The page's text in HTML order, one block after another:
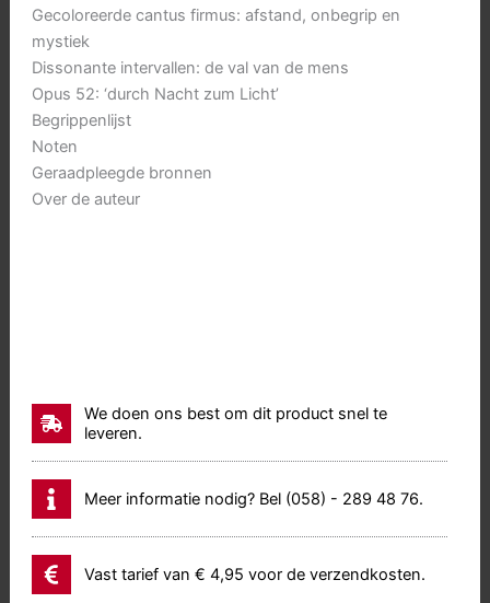
We doen ons best om dit product snel te
leveren.
Meer informatie nodig? Bel (058) - 289 48 76.
Vast tarief van € 4,95 voor de verzendkosten.
Gecoloreerde cantus firmus: afstand, onbegrip en
mystiek
Dissonante intervallen: de val van de mens
Opus 52: ‘durch Nacht zum Licht’
Begrippenlijst
Noten
Geraadpleegde bronnen
Over de auteur